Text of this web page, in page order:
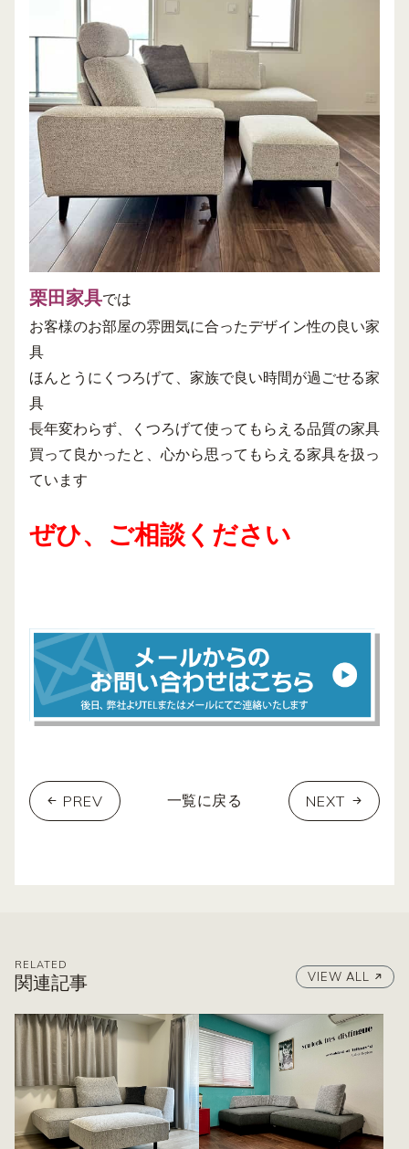
栗田家具では
お客様のお部屋の雰囲気に合ったデザイン性の良い家
具
ほんとうにくつろげて、家族で良い時間が過ごせる家
具
長年変わらず、くつろげて使ってもらえる品質の家具
買って良かったと、心から思ってもらえる家具を扱っ
ています
ぜひ、ご相談ください
PREV 一覧に戻る NEXT
RELATED
関連記事 VIEW ALL